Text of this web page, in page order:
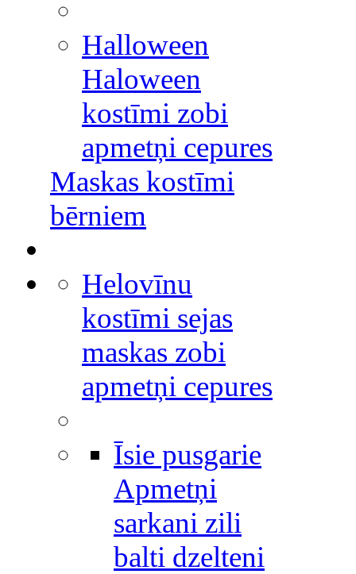
Halloween
Haloween
kostīmi zobi
apmetņi cepures
Maskas kostīmi
bērniem
Helovīnu
kostīmi sejas
maskas zobi
apmetņi cepures
Īsie pusgarie
Apmetņi
sarkani zili
balti dzelteni